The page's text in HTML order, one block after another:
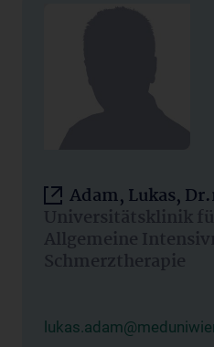
Adam, Lukas,
Universitätsklinik
Allgemeine
Schmerztherapie